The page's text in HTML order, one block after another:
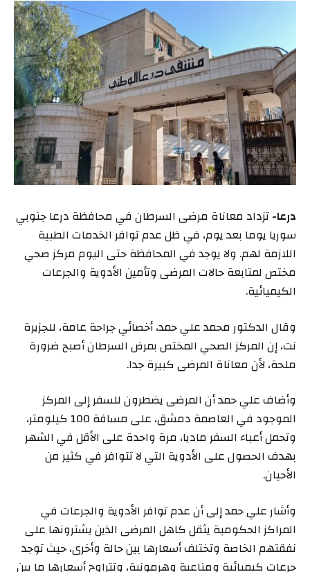
درعا-تزداد معاناة مرضى السرطان في محافظة درعا جنوبي
سوريا يوما بعد يوم، في ظل عدم توافر الخدمات الطبية
اللازمة لهم. ولا يوجد في المحافظة حتى اليوم مركز صحي
مختص لمتابعة حالات المرضى وتأمين الأدوية والجرعات
الكيميائية.
وقال الدكتور محمد علي حمد، أخصائي جراحة عامة، للجزيرة
نت، إن المركز الصحي المختص بمرض السرطان أصبح ضرورة
ملحة، لأن معاناة المرضى كبيرة جدا.
وأضاف علي حمد أن المرضى يضطرون للسفر إلى المركز
الموجود في العاصمة دمشق، على مسافة 100 كيلومتر،
وتحمل أعباء السفر ماديا، مرة واحدة على الأقل في الشهر
بهدف الحصول على الأدوية التي لا تتوافر في كثير من
الأحيان.
وأشار علي حمد إلى أن عدم توافر الأدوية والجرعات في
المراكز الحكومية يثقل كاهل المرضى الذين يشترونها على
نفقتهم الخاصة وتختلف أسعارها بين حالة وأخرى، حيث توجد
جرعات كيميائية ومناعية وهرمونية، وتتراوح أسعارها ما بين